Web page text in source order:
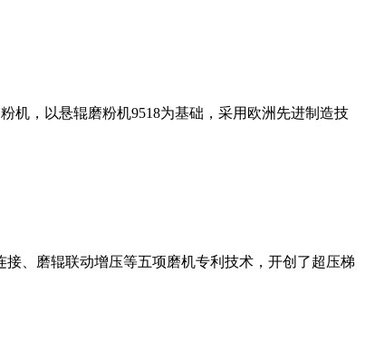
机，以悬辊磨粉机9518为基础，采用欧洲先进制造技
、磨辊联动增压等五项磨机专利技术，开创了超压梯